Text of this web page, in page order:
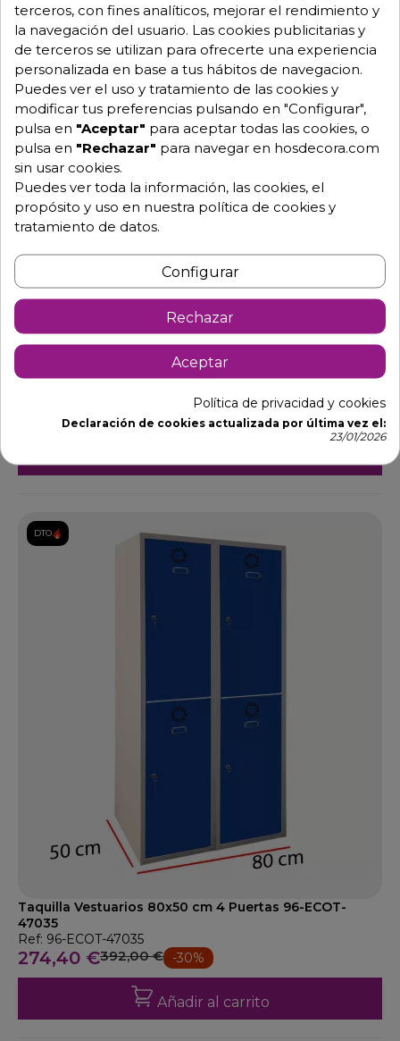
Taquilla Vestuarios 75 x 50 cm 3 Puertas Laminadas
96-ECOV-47002
263,90 € -30%
DTO.
Taquilla Vestuarios 80x50 cm 4 Puertas 96-ECOT-
47035
Ref: 96-ECOT-47035
274,40 €392,00 € -30%
Añadir al carrito
terceros, con fines analíticos, mejorar el rendimiento y
la navegación del usuario. Las cookies publicitarias y
de terceros se utilizan para ofrecerte una experiencia
personalizada en base a tus hábitos de navegacion.
Puedes ver el uso y tratamiento de las cookies y
modificar tus preferencias pulsando en "Configurar",
pulsa en "Aceptar" para aceptar todas las cookies, o
pulsa en "Rechazar" para navegar en hosdecora.com
sin usar cookies.
Puedes ver toda la información, las cookies, el
propósito y uso en nuestra política de cookies y
tratamiento de datos.
Configurar
Rechazar
Aceptar
Política de privacidad y cookies
Declaración de cookies actualizada por última vez el:
23/01/2026